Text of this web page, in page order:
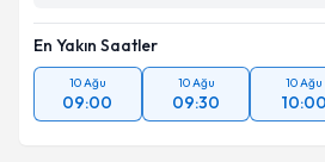
En Yakın Saatler
10 Ağu
09:00
10 Ağu
09:30
10 Ağu
10:00